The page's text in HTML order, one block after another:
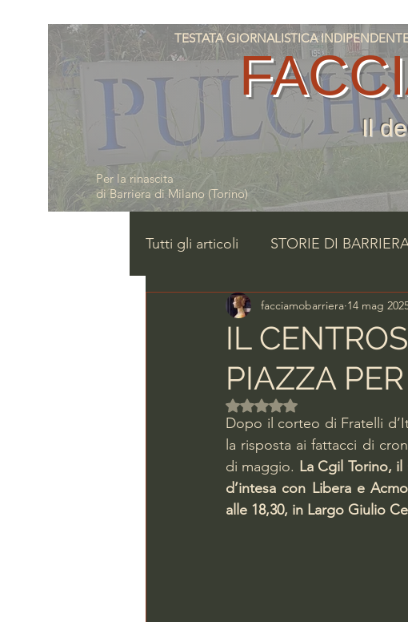
Per la rinascita
di Barriera di Milano (Torino)
Il
TESTATA GIORNALISTICA
Tutti gli articoli STORIE DI
IL
PIAZZA
facciamobarriera 14 mag
Valutazione NaN stelle su 5.
Dopo il corteo di Fratelli
la risposta ai fattacci di
di maggio. La Cgil Torino,
d’intesa con Libera e
alle 18,30, in Largo Giulio